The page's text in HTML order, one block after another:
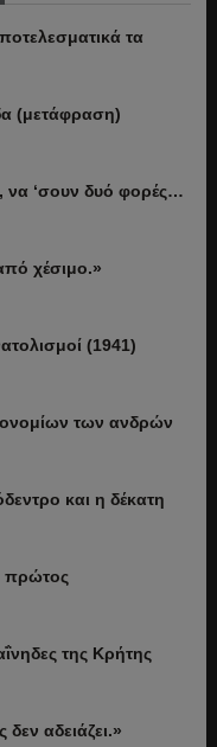
τα
(μετάφραση)
να ‘σουν δυό φορές…
χέσιμο.»
(1941)
των ανδρών
και η δέκατη
πρώτος
της Κρήτης
αδειάζει.»